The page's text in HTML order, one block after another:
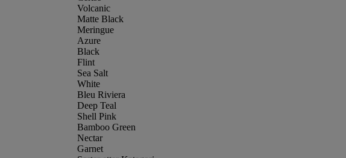
Volcanic
Matte Black
Meringue
Azure
Black
Flint
Sea Salt
White
Bleu Riviera
Deep Teal
Shell Pink
Bamboo Green
Nectar
Garnet